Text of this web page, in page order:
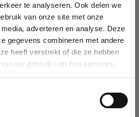
te analyseren. Ook delen we
van onze site met onze
adverteren en analyse. Deze
gegevens combineren met andere
heeft verstrekt of die ze hebben
uw gebruik van hun services.
company details
in our database by name, VAT or
is selected it will auto-complete the
company in our database, you can create